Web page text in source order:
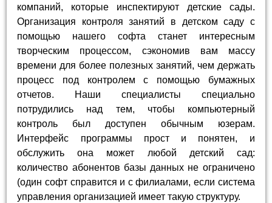
компаний, которые инспектируют детские сады.
Организация контроля занятий в детском саду с
помощью нашего софта станет интересным
творческим процессом, сэкономив вам массу
времени для более полезных занятий, чем держать
процесс под контролем с помощью бумажных
отчетов. Наши специалисты специально
потрудились над тем, чтобы компьютерный
контроль был доступен обычным юзерам.
Интерфейс программы прост и понятен, и
обслужить она может любой детский сад:
количество абонентов базы данных не ограничено
(один софт справится и с филиалами, если система
управления организацией имеет такую структуру.